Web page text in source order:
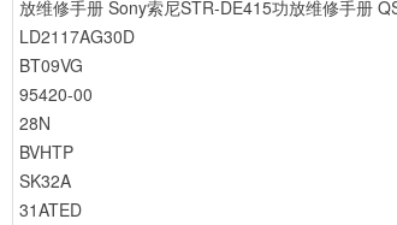
放维修手册 Sony索尼STR-DE415功放维修手册
LD2117AG30D
BT09VG
95420-00
28N
BVHTP
SK32A
31ATED